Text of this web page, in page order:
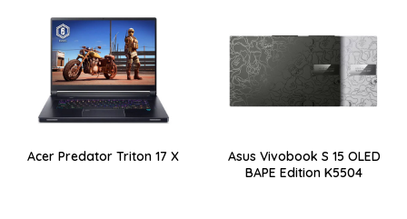
Acer Predator Triton 17 X
Asus Vivobook S 15 OLED
BAPE Edition K5504